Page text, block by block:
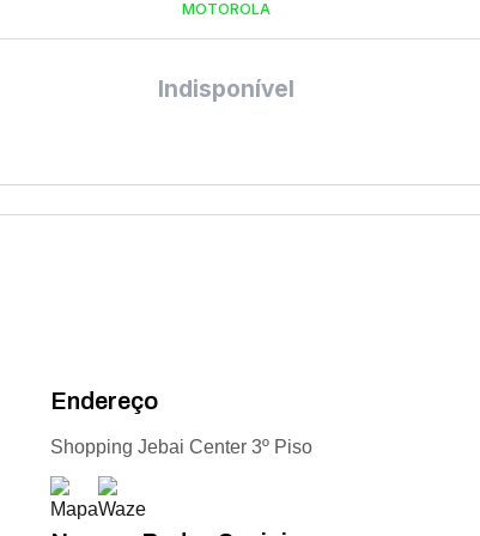
MOTOROLA
Indisponível
Endereço
Shopping Jebai Center 3º Piso